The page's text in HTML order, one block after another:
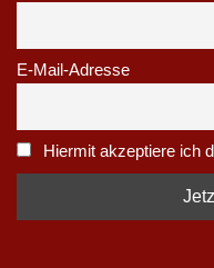
E-Mail-Adresse
Hiermit akzeptiere ich